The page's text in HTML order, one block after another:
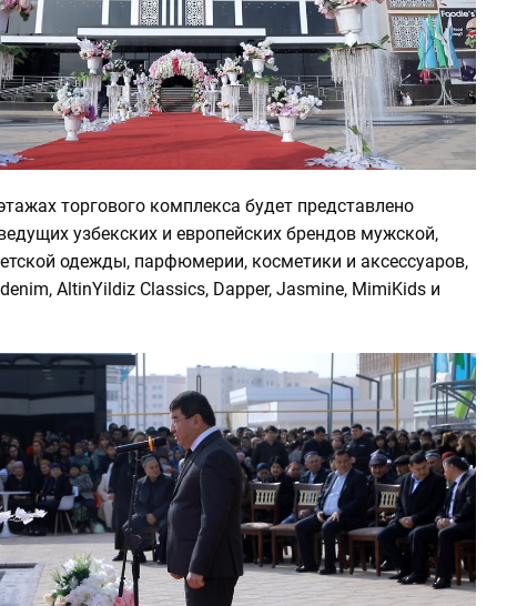
торгового комплекса будет представлено
узбекских и европейских брендов мужской,
одежды, парфюмерии, косметики и аксессуаров,
AltinYildiz Classics, Dapper, Jasmine, MimiKids и